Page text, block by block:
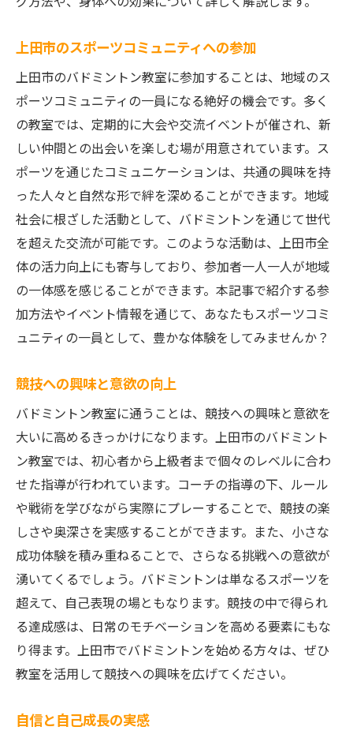
上田市のスポーツコミュニティへの参加
上田市のバドミントン教室に参加することは、地域のス
ポーツコミュニティの一員になる絶好の機会です。多く
の教室では、定期的に大会や交流イベントが催され、新
しい仲間との出会いを楽しむ場が用意されています。ス
ポーツを通じたコミュニケーションは、共通の興味を持
った人々と自然な形で絆を深めることができます。地域
社会に根ざした活動として、バドミントンを通じて世代
を超えた交流が可能です。このような活動は、上田市全
体の活力向上にも寄与しており、参加者一人一人が地域
の一体感を感じることができます。本記事で紹介する参
加方法やイベント情報を通じて、あなたもスポーツコミ
ュニティの一員として、豊かな体験をしてみませんか？
競技への興味と意欲の向上
バドミントン教室に通うことは、競技への興味と意欲を
大いに高めるきっかけになります。上田市のバドミント
ン教室では、初心者から上級者まで個々のレベルに合わ
せた指導が行われています。コーチの指導の下、ルール
や戦術を学びながら実際にプレーすることで、競技の楽
しさや奥深さを実感することができます。また、小さな
成功体験を積み重ねることで、さらなる挑戦への意欲が
湧いてくるでしょう。バドミントンは単なるスポーツを
超えて、自己表現の場ともなります。競技の中で得られ
る達成感は、日常のモチベーションを高める要素にもな
り得ます。上田市でバドミントンを始める方々は、ぜひ
教室を活用して競技への興味を広げてください。
自信と自己成長の実感